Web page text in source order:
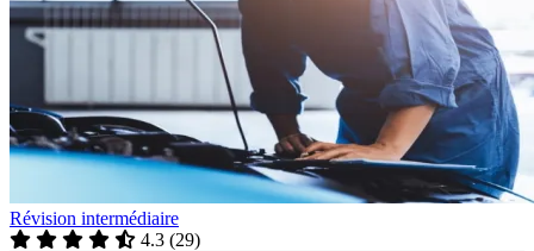
Révision intermédiaire
4.3 (29)